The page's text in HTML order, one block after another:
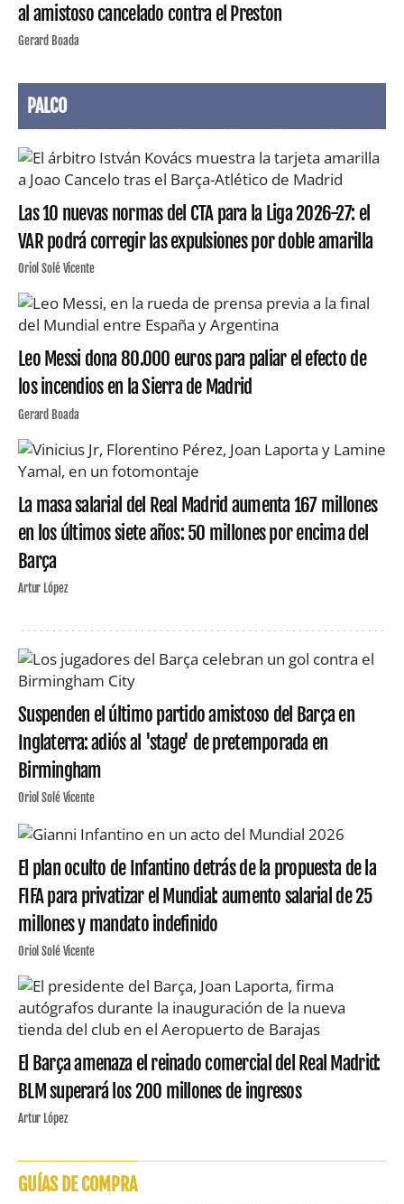
al amistoso cancelado contra el Preston
Gerard Boada
PALCO
Las 10 nuevas normas del CTA para la Liga 2026-27: el
VAR podrá corregir las expulsiones por doble amarilla
Oriol Solé Vicente
Leo Messi dona 80.000 euros para paliar el efecto de
los incendios en la Sierra de Madrid
Gerard Boada
La masa salarial del Real Madrid aumenta 167 millones
en los últimos siete años: 50 millones por encima del
Barça
Artur López
Suspenden el último partido amistoso del Barça en
Inglaterra: adiós al 'stage' de pretemporada en
Birmingham
Oriol Solé Vicente
El plan oculto de Infantino detrás de la propuesta de la
FIFA para privatizar el Mundial: aumento salarial de 25
millones y mandato indefinido
Oriol Solé Vicente
El Barça amenaza el reinado comercial del Real Madrid:
BLM superará los 200 millones de ingresos
Artur López
GUÍAS DE COMPRA